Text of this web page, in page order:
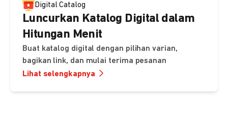
Digital Catalog
Luncurkan Katalog Digital dalam
Hitungan Menit
Buat katalog digital dengan pilihan varian,
bagikan link, dan mulai terima pesanan
Lihat selengkapnya